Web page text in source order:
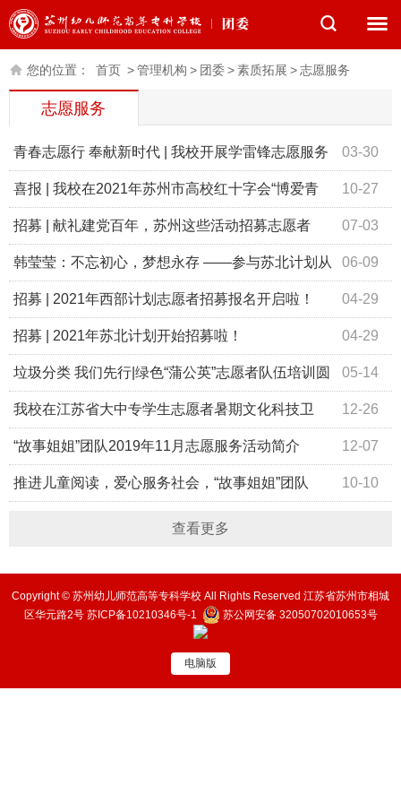
您的位置： 首页 >管理机构 > 团委>素质拓展 >志愿服务
志愿服务
03-30
青春志愿行 奉献新时代 | 我校开展学雷锋志愿服务
活动 10-27
喜报 | 我校在2021年苏州市高校红十字会“博爱青
春”暑期志愿服务项目评比中荣获优秀项目奖 07-03
招募 | 献礼建党百年，苏州这些活动招募志愿者
啦！ 06-09
韩莹莹：不忘初心，梦想永存 ——参与苏北计划从
事基层工作心得 04-29
招募 | 2021年西部计划志愿者招募报名开启啦！
04-29
招募 | 2021年苏北计划开始招募啦！
05-14
垃圾分类 我们先行|绿色“蒲公英”志愿者队伍培训圆
满召开 12-26
我校在江苏省大中专学生志愿者暑期文化科技卫
生“三下乡”社会实践活动评比中获佳绩 12-07
“故事姐姐”团队2019年11月志愿服务活动简介
10-10
推进儿童阅读，爱心服务社会，“故事姐姐”团队
查看更多
Copyright © 苏州幼儿师范高等专科学校 All Rights Reserved 江苏省苏州市相城
区华元路2号 苏ICP备10210346号-1 苏公网安备 32050702010653号
电脑版